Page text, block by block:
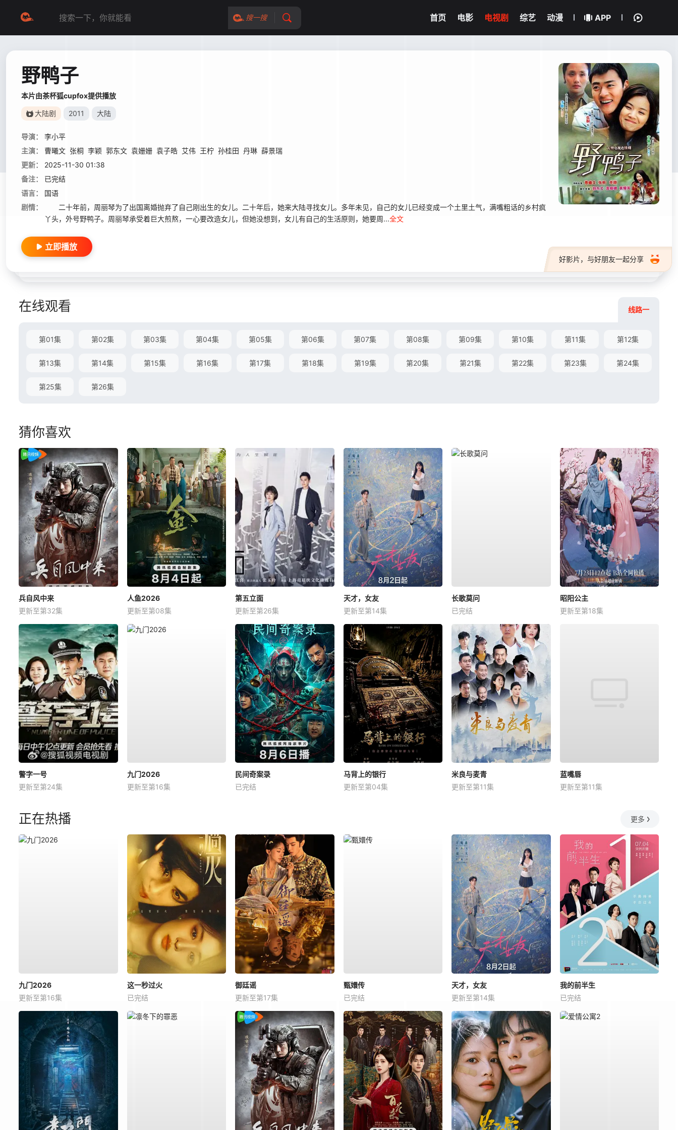
搜一搜 首页 电影 电视剧 综艺 动漫 APP
野鸭子
本片由茶杯狐cupfox提供播放
大陆剧 2011 大陆
导演：
李小平
主演：
曹曦文 张桐 李颖 郭东文 袁姗姗 袁子皓 艾伟 王柠 孙桂田 丹琳 薛景瑞
更新：
2025-11-30 01:38
备注：
已完结
语言：
国语
剧情：
二十年前，周丽琴为了出国离婚抛弃了自己刚出生的女儿。二十年后，她来大陆寻找女儿。多年未见，自己的女儿已经变成一个土里土气，满嘴粗话的乡村疯
丫头，外号野鸭子。周丽琴承受着巨大煎熬，一心要改造女儿，但她没想到，女儿有自己的生活原则，她要周...全文
好影片，与好朋友一起分享
立即播放
在线观看 线路一
第01集 第02集 第03集 第04集 第05集 第06集 第07集 第08集 第09集 第10集 第11集 第12集
第13集 第14集 第15集 第16集 第17集 第18集 第19集 第20集 第21集 第22集 第23集 第24集
第25集 第26集
猜你喜欢
兵自风中来
更新至第32集
人鱼2026
更新至第08集
第五立面
更新至第26集
天才，女友
更新至第14集
长歌莫问
已完结
昭阳公主
更新至第18集
警字一号
更新至第24集
九门2026
更新至第16集
民间奇案录
已完结
马背上的银行
更新至第04集
米良与麦青
更新至第11集
蓝嘴唇
更新至第11集
正在热播 更多
九门2026
更新至第16集
这一秒过火
已完结
御廷谣
更新至第17集
甄嬛传
已完结
天才，女友
更新至第14集
我的前半生
已完结